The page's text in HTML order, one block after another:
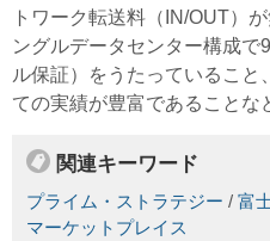
トワーク転送料（IN/OUT）
ングルデータセンター構成
ル保証）をうたっていること
ての実績が豊富であることな
関連キーワード
プライム・ストラテジー / 富
マーケットプレイス